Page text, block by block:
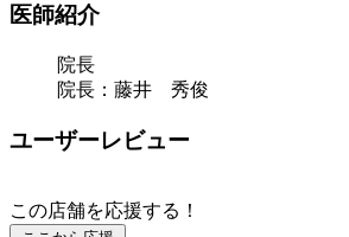
医師紹介
院長
院長：藤井 秀俊
ユーザーレビュー
この店舗を応援する！